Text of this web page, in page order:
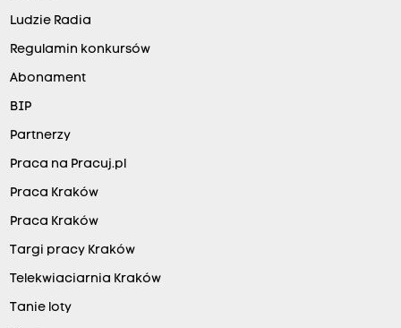
Ludzie Radia
Regulamin konkursów
Abonament
BIP
Partnerzy
Praca na Pracuj.pl
Praca Kraków
Praca Kraków
Targi pracy Kraków
Telekwiaciarnia Kraków
Tanie loty